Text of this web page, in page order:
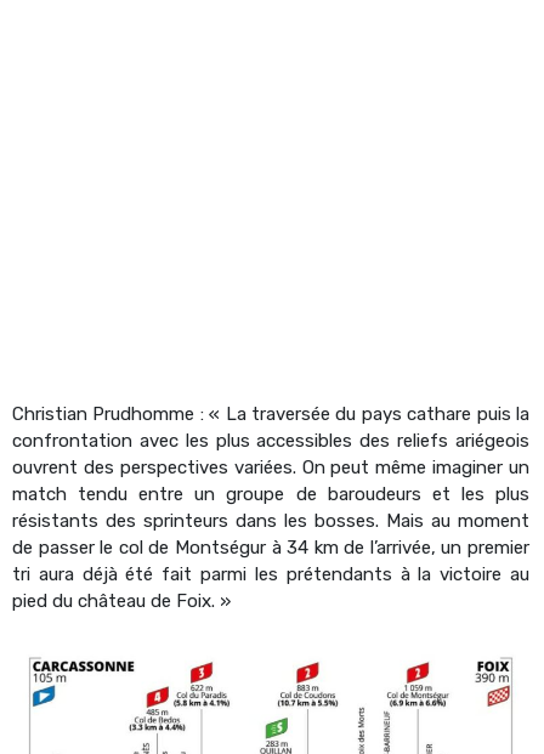
Christian Prudhomme : « La traversée du pays cathare puis la
confrontation avec les plus accessibles des reliefs ariégeois
ouvrent des perspectives variées. On peut même imaginer un
match tendu entre un groupe de baroudeurs et les plus
résistants des sprinteurs dans les bosses. Mais au moment
de passer le col de Montségur à 34 km de l’arrivée, un premier
tri aura déjà été fait parmi les prétendants à la victoire au
pied du château de Foix. »